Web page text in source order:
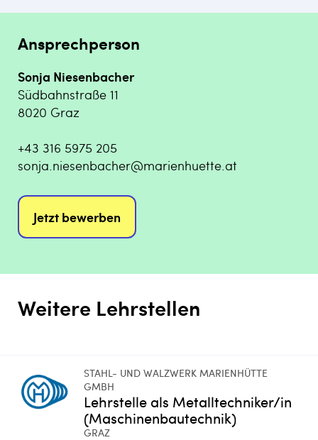
Ansprechperson
Sonja Niesenbacher
Südbahnstraße 11
8020 Graz
+43 316 5975 205
sonja.niesenbacher@marienhuette.at
Jetzt bewerben
Weitere Lehrstellen
STAHL- UND WALZWERK MARIENHÜTTE
GMBH
Lehrstelle als Metalltechniker/in
(Maschinenbautechnik)
GRAZ